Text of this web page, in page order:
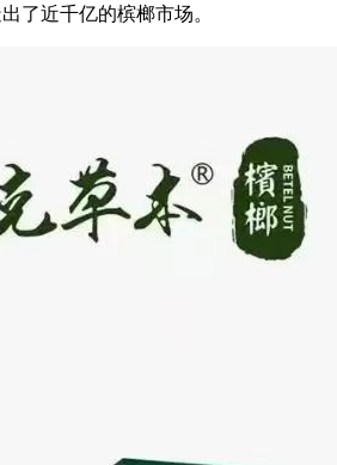
了近千亿的槟榔市场。